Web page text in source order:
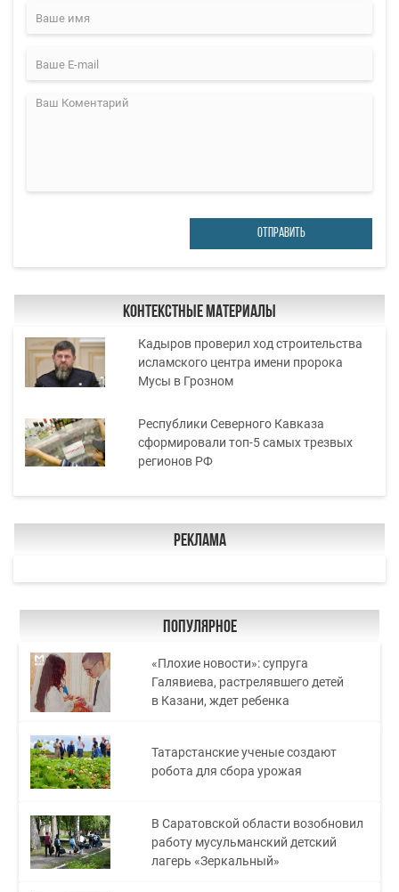
ОТПРАВИТЬ
Контекстные материалы
Кадыров проверил ход строительства
исламского центра имени пророка
Мусы в Грозном
Республики Северного Кавказа
сформировали топ-5 самых трезвых
регионов РФ
Реклама
Популярное
«Плохие новости»: супруга
Галявиева, растрелявшего детей
в Казани, ждет ребенка
Татарстанские ученые создают
робота для сбора урожая
В Саратовской области возобновил
работу мусульманский детский
лагерь «Зеркальный»